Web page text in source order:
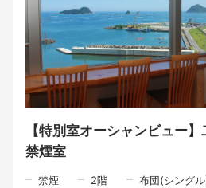
・生ビール／瓶ビール
・グラスワイン（赤・白）
・ハイボール
・ソフトドリンク
その時季に最も美味しい食材を選び
別会席です。窓の向こうに広がる北
\\\全10品 北浦の穏やかな海と宮崎の
///
【特別室オーシャンビュー
禁煙室
禁煙 2階
布団(シング